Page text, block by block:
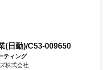
(日勤)/C53-009650
ティング
株式会社